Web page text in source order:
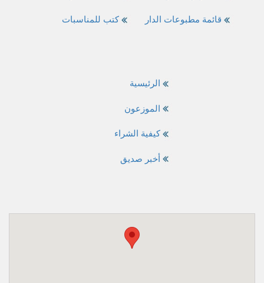
كتب للمناسبات قائمة مطبوعات الدار
الرئيسية
الموزعون
كيفية الشراء
أخبر صديق